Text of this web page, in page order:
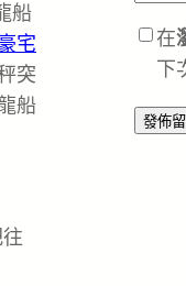
船
宅
突
船
在
下